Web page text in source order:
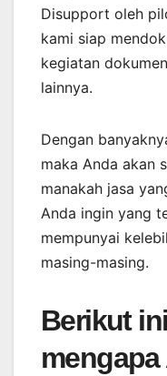
Disupport oleh
kami siap
kegiatan
lainnya.
Dengan
maka Anda akan
manakah jasa
Anda ingin yang
mempunyai
masing-masing.
Berikut